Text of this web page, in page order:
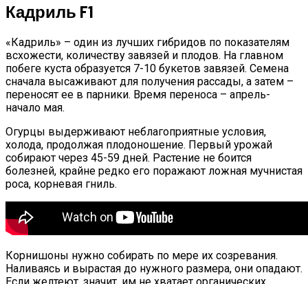
Кадриль F1
«Кадриль» – один из лучших гибридов по показателям
всхожести, количеству завязей и плодов. На главном
побеге куста образуется 7-10 букетов завязей. Семена
сначала высаживают для получения рассады, а затем –
переносят ее в парники. Время переноса – апрель-
начало мая.
Огурцы выдерживают неблагоприятные условия,
холода, продолжая плодоношение. Первый урожай
собирают через 45-59 дней. Растение не боится
болезней, крайне редко его поражают ложная мучнистая
роса, корневая гниль.
Корнишоны нужно собирать по мере их созревания.
Наливаясь и вырастая до нужного размера, они опадают.